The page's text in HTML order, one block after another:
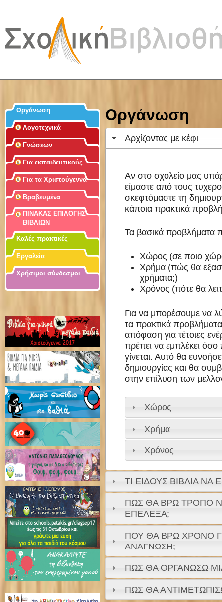
Οργάνωση
Αρχίζοντας με κέφι
Αν στο σχολείο μας
είμαστε από τους
σκεφτόμαστε τη
κάποια πρακτικά
Τα βασικά προβλήματα
Χώρος (σε ποιο
Χρήμα (πώς θα
χρήματα;)
Χρόνος (πότε θα
Για να μπορέσουμε να
τα πρακτικά
απόφαση για τέτοιες
πρέπει να εμπλέκει
γίνεται. Αυτό θα
δημιουργίας και θα
στην επίλυση των
Χώρος
Χρήμα
Χρόνος
ΤΙ ΕΙΔΟΥΣ ΒΙΒΛΙΑ ΝΑ
ΠΩΣ ΘΑ ΒΡΩ ΤΡΟΠΟ
ΕΠΕΛΕΞΑ;
ΠΟΥ ΘΑ ΒΡΩ ΧΡΟΝΟ
ΑΝΑΓΝΩΣΗ;
ΠΩΣ ΘΑ ΟΡΓΑΝΩΣΩ
ΠΩΣ ΘΑ
Οργάνωση
Λογοτεχνικά
Γνώσεων
Για εκπαιδευτικούς
Για τα Χριστούγεννα
Βραβευμένα
ΠΙΝΑΚΑΣ ΕΠΙΛΟΓΗΣ
ΒΙΒΛΙΩΝ
Καλές πρακτικές
Εργαλεία
Χρήσιμοι σύνδεσμοι